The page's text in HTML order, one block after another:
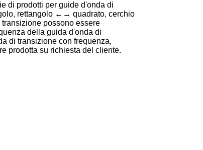
di prodotti per guide d'onda di
rettangolo ←→ quadrato, cerchio
possono essere
della guida d'onda di
di transizione con frequenza,
prodotta su richiesta del cliente.